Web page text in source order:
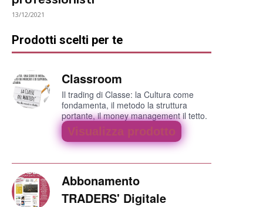
13/12/2021
Prodotti scelti per te
Classroom
Il trading di Classe: la Cultura come
fondamenta, il metodo la struttura
portante, il money management il tetto.
Visualizza prodotto
Abbonamento
TRADERS' Digitale